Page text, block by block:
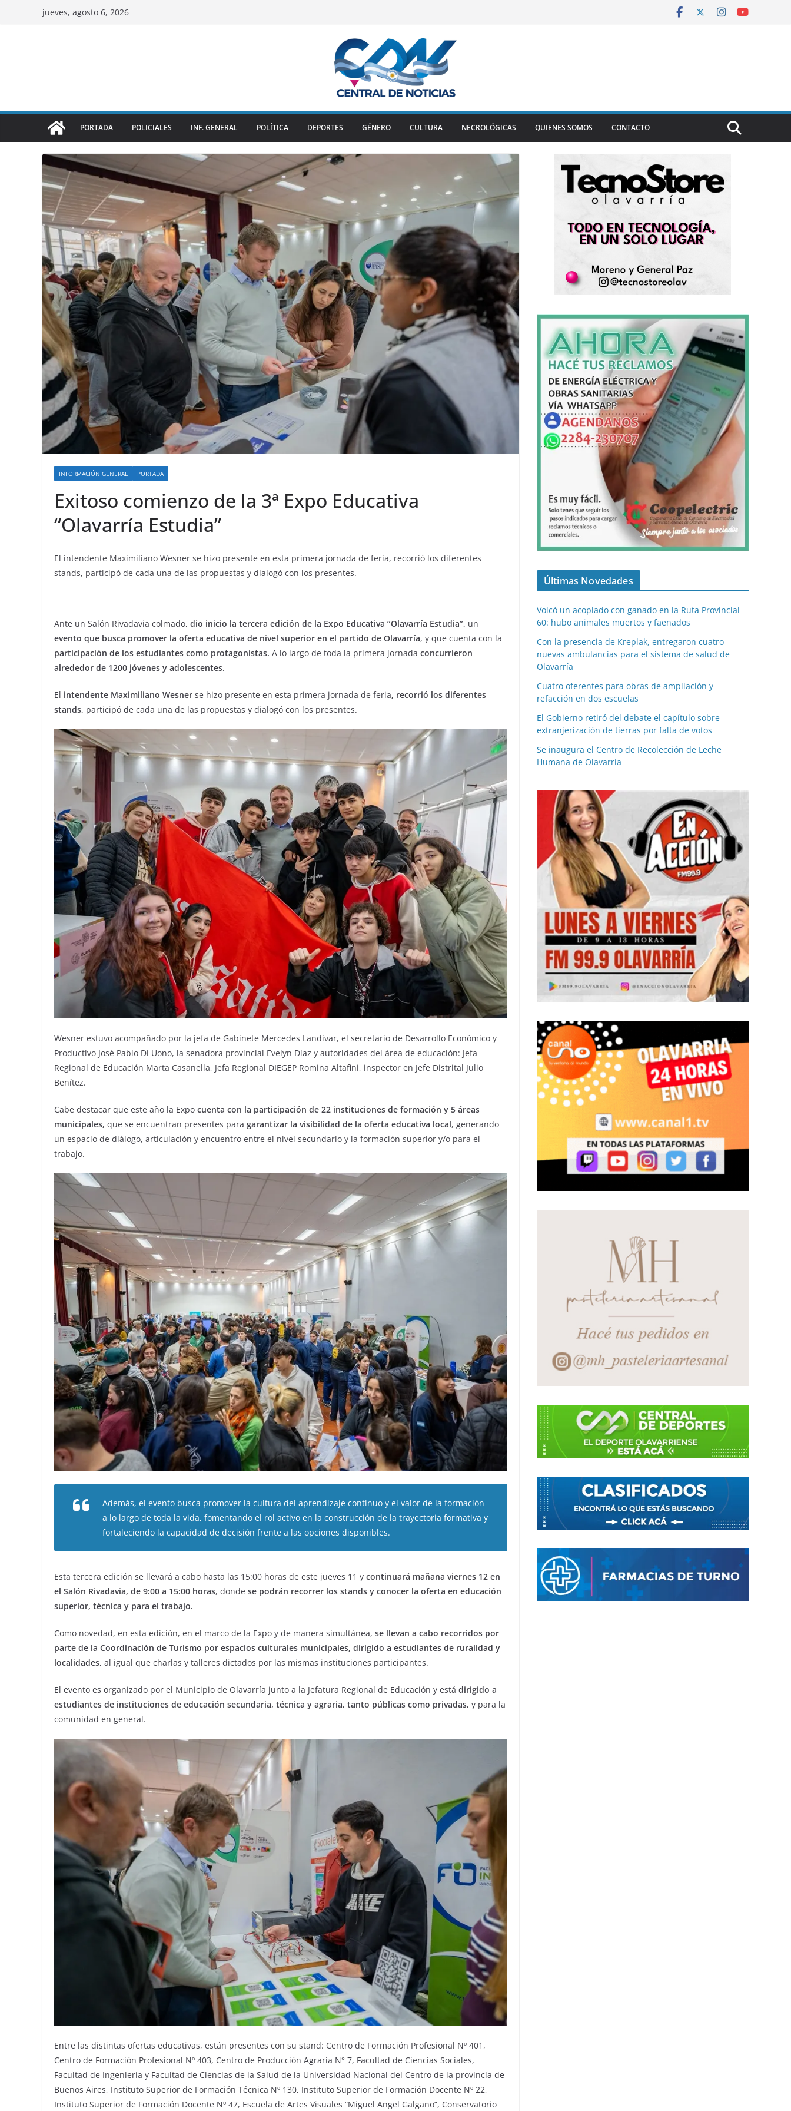
jueves, agosto 6, 2026
PORTADA POLICIALES INF. GENERAL POLÍTICA DEPORTES GÉNERO CULTURA NECROLÓGICAS QUIENES SOMOS CONTACTO
INFORMACIÓN GENERAL PORTADA
Exitoso comienzo de la 3ª Expo Educativa
“Olavarría Estudia”
El intendente Maximiliano Wesner se hizo presente en esta primera jornada de feria, recorrió los diferentes
stands, participó de cada una de las propuestas y dialogó con los presentes.
Ante un Salón Rivadavia colmado, dio inicio la tercera edición de la Expo Educativa “Olavarría Estudia”, un
evento que busca promover la oferta educativa de nivel superior en el partido de Olavarría, y que cuenta con la
participación de los estudiantes como protagonistas. A lo largo de toda la primera jornada concurrieron
alrededor de 1200 jóvenes y adolescentes.
El intendente Maximiliano Wesner se hizo presente en esta primera jornada de feria, recorrió los diferentes
stands, participó de cada una de las propuestas y dialogó con los presentes.
Wesner estuvo acompañado por la jefa de Gabinete Mercedes Landivar, el secretario de Desarrollo Económico y
Productivo José Pablo Di Uono, la senadora provincial Evelyn Díaz y autoridades del área de educación: Jefa
Regional de Educación Marta Casanella, Jefa Regional DIEGEP Romina Altafini, inspector en Jefe Distrital Julio
Benítez.
Cabe destacar que este año la Expo cuenta con la participación de 22 instituciones de formación y 5 áreas
municipales, que se encuentran presentes para garantizar la visibilidad de la oferta educativa local, generando
un espacio de diálogo, articulación y encuentro entre el nivel secundario y la formación superior y/o para el
trabajo.
Además, el evento busca promover la cultura del aprendizaje continuo y el valor de la formación
a lo largo de toda la vida, fomentando el rol activo en la construcción de la trayectoria formativa y
fortaleciendo la capacidad de decisión frente a las opciones disponibles.
Esta tercera edición se llevará a cabo hasta las 15:00 horas de este jueves 11 y continuará mañana viernes 12 en
el Salón Rivadavia, de 9:00 a 15:00 horas, donde se podrán recorrer los stands y conocer la oferta en educación
superior, técnica y para el trabajo.
Como novedad, en esta edición, en el marco de la Expo y de manera simultánea, se llevan a cabo recorridos por
parte de la Coordinación de Turismo por espacios culturales municipales, dirigido a estudiantes de ruralidad y
localidades, al igual que charlas y talleres dictados por las mismas instituciones participantes.
El evento es organizado por el Municipio de Olavarría junto a la Jefatura Regional de Educación y está dirigido a
estudiantes de instituciones de educación secundaria, técnica y agraria, tanto públicas como privadas, y para la
comunidad en general.
Entre las distintas ofertas educativas, están presentes con su stand: Centro de Formación Profesional Nº 401,
Centro de Formación Profesional Nº 403, Centro de Producción Agraria N° 7, Facultad de Ciencias Sociales,
Facultad de Ingeniería y Facultad de Ciencias de la Salud de la Universidad Nacional del Centro de la provincia de
Buenos Aires, Instituto Superior de Formación Técnica Nº 130, Instituto Superior de Formación Docente Nº 22,
Instituto Superior de Formación Docente Nº 47, Escuela de Artes Visuales “Miguel Angel Galgano”, Conservatorio
Últimas Novedades
Volcó un acoplado con ganado en la Ruta Provincial
60: hubo animales muertos y faenados
Con la presencia de Kreplak, entregaron cuatro
nuevas ambulancias para el sistema de salud de
Olavarría
Cuatro oferentes para obras de ampliación y
refacción en dos escuelas
El Gobierno retiró del debate el capítulo sobre
extranjerización de tierras por falta de votos
Se inaugura el Centro de Recolección de Leche
Humana de Olavarría